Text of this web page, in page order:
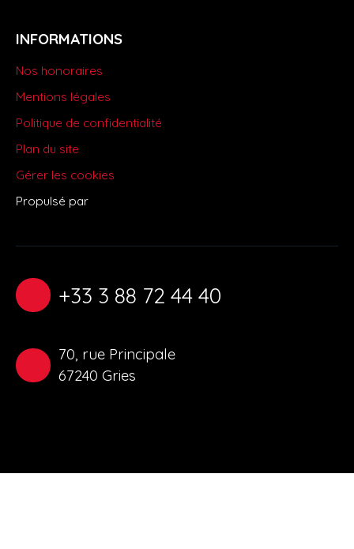
INFORMATIONS
Nos honoraires
Mentions légales
Politique de confidentialité
Plan du site
Gérer les cookies
Propulsé par
+33 3 88 72 44 40
70, rue Principale
67240 Gries